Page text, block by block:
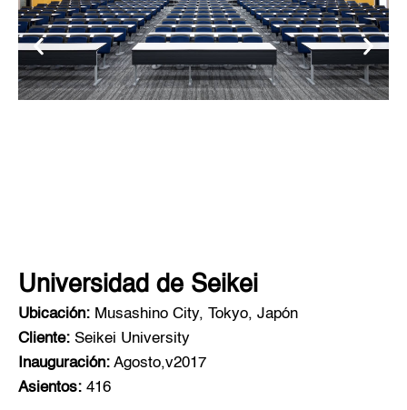
Universidad de Seikei
Ubicación: Musashino City, Tokyo, Japón
Cliente: Seikei University
Inauguración: Agosto,v2017
Asientos: 416